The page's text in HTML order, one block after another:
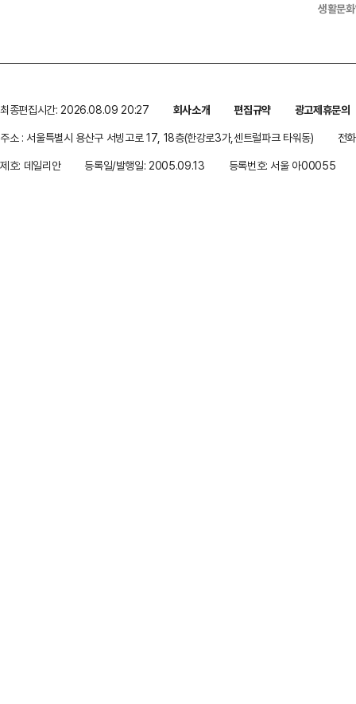
생활문
최종편집시간: 2026.08.09 20:27 회사소개 편집규약
광고제휴문의
주소 : 서울특별시 용산구 서빙고로 17, 18층(한강로3가,센트럴파크 타워동)
전
제호: 데일리안
등록일/발행일: 2005.09.13 등록번호: 서울 아00055